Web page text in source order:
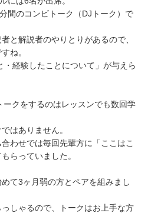
間のコンビトーク（DJトーク）で
と解説者のやりとりがあるので、
ね。
経験したことについて」が与えら
クをするのはレッスンでも数回学
はありません。
わせでは毎回先輩方に「ここはこ
らっていました。
て3ヶ月弱の方とペアを組みまし
しゃるので、トークはお上手な方